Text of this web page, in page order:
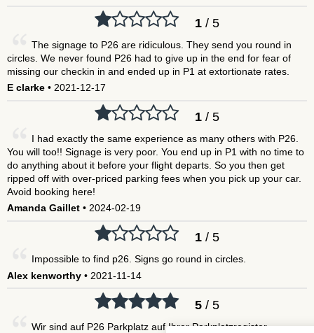
1/ 5
The signage to P26 are ridiculous. They send you round in
circles. We never found P26 had to give up in the end for fear of
missing our checkin in and ended up in P1 at extortionate rates.
E clarke • 2021-12-17
1/ 5
I had exactly the same experience as many others with P26.
You will too!! Signage is very poor. You end up in P1 with no time to
do anything about it before your flight departs. So you then get
ripped off with over-priced parking fees when you pick up your car.
Avoid booking here!
Amanda Gaillet • 2024-02-19
1/ 5
Impossible to find p26. Signs go round in circles.
Alex kenworthy • 2021-11-14
5/ 5
Wir sind auf P26 Parkplatz auf Ihrer Parkplatzregister